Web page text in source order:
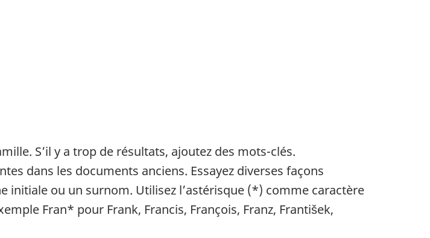
S’il y a trop de résultats, ajoutez des mots-clés.
dans les documents anciens. Essayez diverses façons
initiale ou un surnom. Utilisez l’astérisque (*) comme caractère
Fran* pour Frank, Francis, François, Franz, František,